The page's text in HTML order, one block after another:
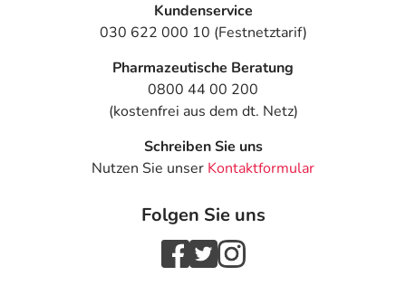
Kundenservice
030 622 000 10 (Festnetztarif)
Pharmazeutische Beratung
0800 44 00 200
(kostenfrei aus dem dt. Netz)
Schreiben Sie uns
Nutzen Sie unser Kontaktformular
Folgen Sie uns